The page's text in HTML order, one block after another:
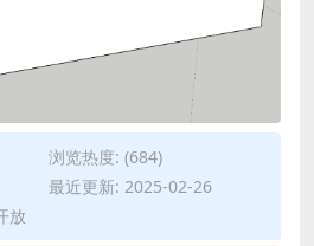
浏览热度: (684)
最近更新: 2025-02-26
放